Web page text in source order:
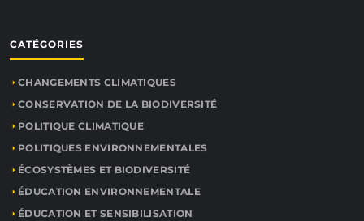
CATÉGORIES
CHANGEMENTS CLIMATIQUES
CONSERVATION DE LA BIODIVERSITÉ
POLITIQUE CLIMATIQUE
POLITIQUES ENVIRONNEMENTALES
ÉCOSYSTÈMES ET BIODIVERSITÉ
ÉDUCATION ENVIRONNEMENTALE
ÉDUCATION ET SENSIBILISATION